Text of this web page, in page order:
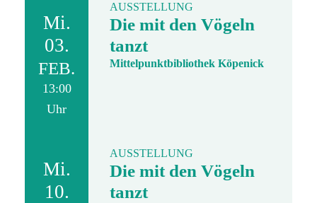
Mi.
03.
FEB.
13:00
Uhr
AUSSTELLUNG
Die mit den Vögeln
tanzt
Mittelpunktbibliothek Köpenick
Mi.
10.
AUSSTELLUNG
Die mit den Vögeln
tanzt